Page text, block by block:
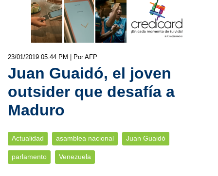
23/01/2019 05:44 PM | Por AFP
Juan Guaidó, el joven
outsider que desafía a
Maduro
Actualidad asamblea nacional Juan Guaidó
parlamento Venezuela